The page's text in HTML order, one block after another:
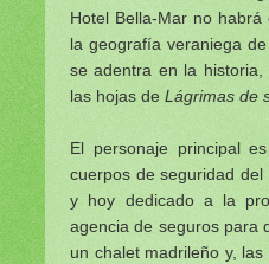
Hotel Bella-Mar no
la geografía veraniega
se adentra en la
las hojas de Lágrimas de
El personaje principal
cuerpos de seguridad
y hoy dedicado a la
agencia de seguros para
un chalet madrileño y,